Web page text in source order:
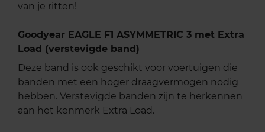
van je ritten!
Goodyear EAGLE F1 ASYMMETRIC 3 met Extra
Load (verstevigde band)
Deze band is ook geschikt voor voertuigen die
banden met een hoger draagvermogen nodig
hebben. Verstevigde banden zijn te herkennen
aan het kenmerk Extra Load.